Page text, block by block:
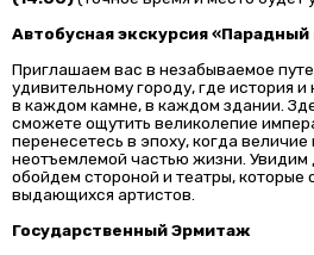
Автобусная экскурсия
Приглашаем вас в незабываемое
удивительному городу, где история
в каждом камне, в каждом здании.
сможете ощутить великолепие
перенесетесь в эпоху, когда
неотъемлемой частью жизни. Увидим
обойдем стороной и театры, которые
выдающихся артистов.
Государственный Эрмитаж